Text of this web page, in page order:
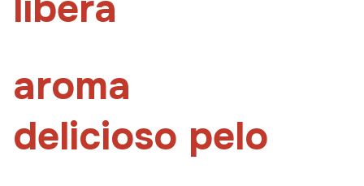
aroma
delicioso pelo